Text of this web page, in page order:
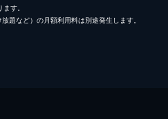
す。
題など）の月額利用料は別途発生します。